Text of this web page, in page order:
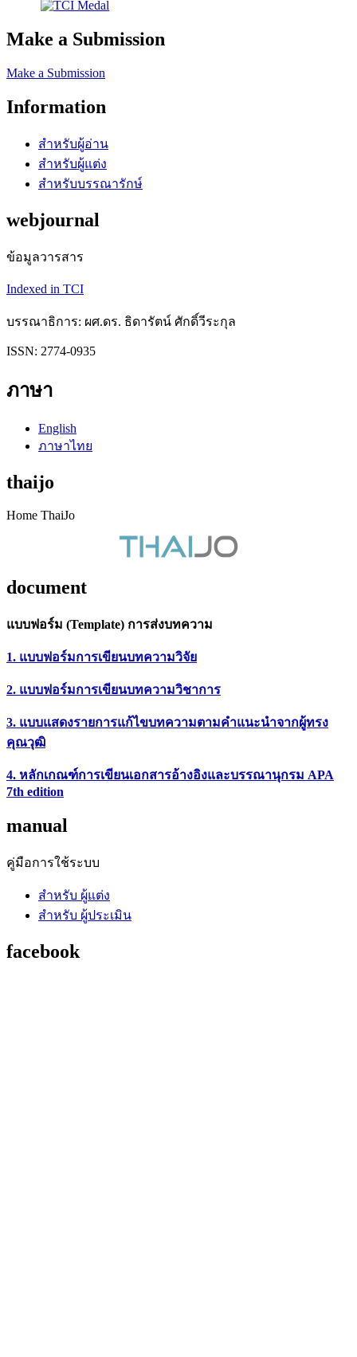
Make a Submission
Make a Submission
Information
สำหรับผู้อ่าน
สำหรับผู้แต่ง
สำหรับบรรณารักษ์
webjournal
ข้อมูลวารสาร
Indexed in TCI
บรรณาธิการ: ผศ.ดร. ธิดารัตน์ ศักดิ์วีระกุล
ISSN: 2774-0935
ภาษา
English
ภาษาไทย
thaijo
Home ThaiJo
document
แบบฟอร์ม (Template) การส่งบทความ
1. แบบฟอร์มการเขียนบทความวิจัย
2. แบบฟอร์มการเขียนบทความวิชาการ
3. แบบแสดงรายการแก้ไขบทความตามคำแนะนำจากผู้ทรง
คุณวุฒิ
4. หลักเกณฑ์การเขียนเอกสารอ้างอิงและบรรณานุกรม APA
7th edition
manual
คู่มือการใช้ระบบ
สำหรับ ผู้แต่ง
สำหรับ ผู้ประเมิน
facebook